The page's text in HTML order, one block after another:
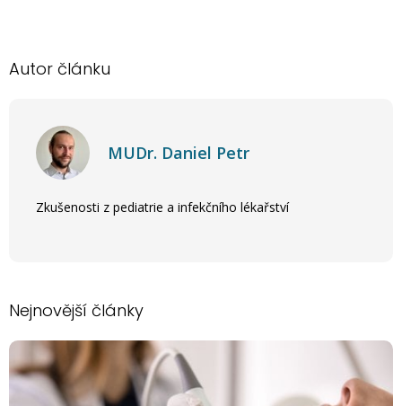
Autor článku
MUDr. Daniel Petr
Zkušenosti z pediatrie a infekčního lékařství
Nejnovější články